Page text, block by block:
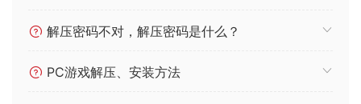
解压密码不对，解压密码是什么？
PC游戏解压、安装方法